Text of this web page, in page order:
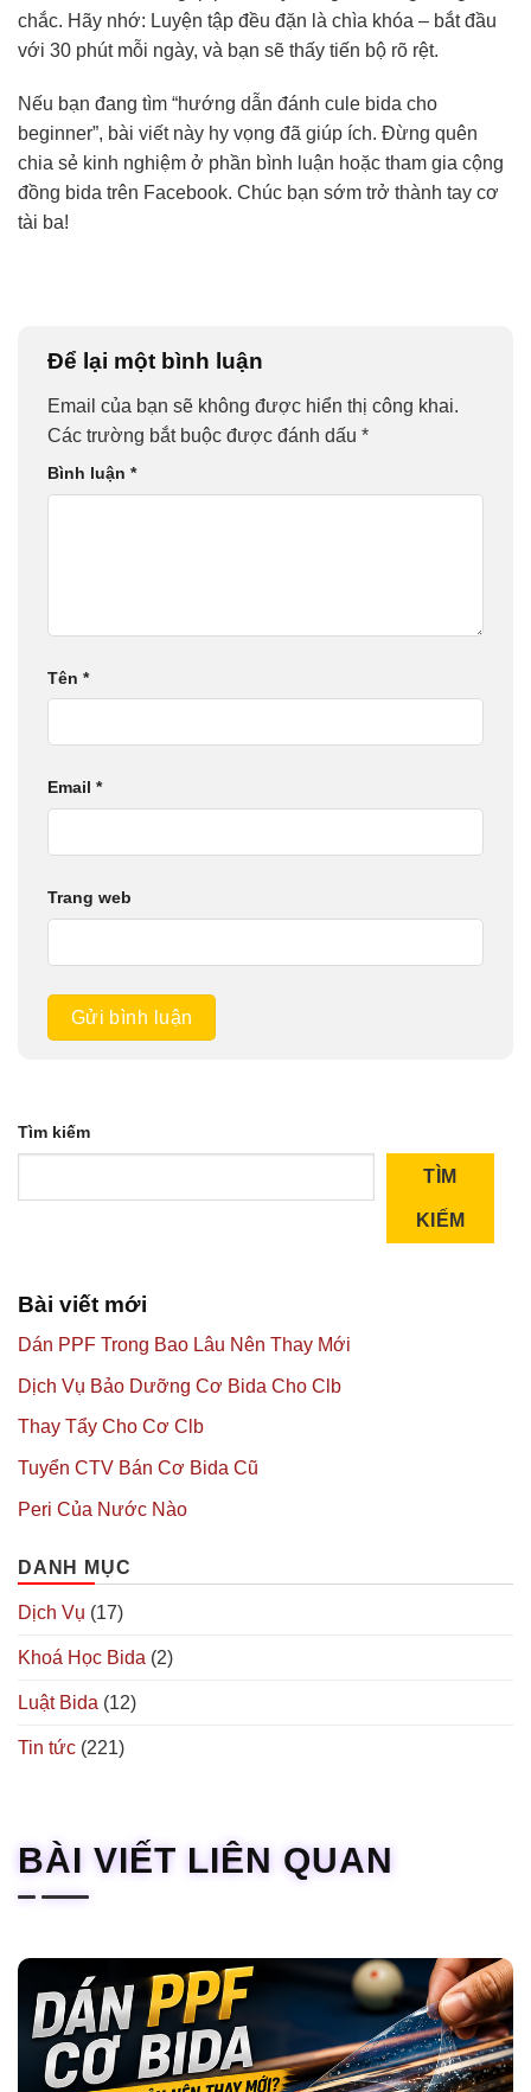
chắc. Hãy nhớ: Luyện tập đều đặn là chìa khóa – bắt đầu
với 30 phút mỗi ngày, và bạn sẽ thấy tiến bộ rõ rệt.
Nếu bạn đang tìm “hướng dẫn đánh cule bida cho
beginner”, bài viết này hy vọng đã giúp ích. Đừng quên
chia sẻ kinh nghiệm ở phần bình luận hoặc tham gia cộng
đồng bida trên Facebook. Chúc bạn sớm trở thành tay cơ
tài ba!
Để lại một bình luận
Email của bạn sẽ không được hiển thị công khai.
Các trường bắt buộc được đánh dấu *
Bình luận *
Tên *
Email *
Trang web
Tìm kiếm
TÌM
KIẾM
Bài viết mới
Dán PPF Trong Bao Lâu Nên Thay Mới
Dịch Vụ Bảo Dưỡng Cơ Bida Cho Clb
Thay Tẩy Cho Cơ Clb
Tuyển CTV Bán Cơ Bida Cũ
Peri Của Nước Nào
DANH MỤC
Dịch Vụ (17)
Khoá Học Bida (2)
Luật Bida (12)
Tin tức (221)
BÀI VIẾT LIÊN QUAN